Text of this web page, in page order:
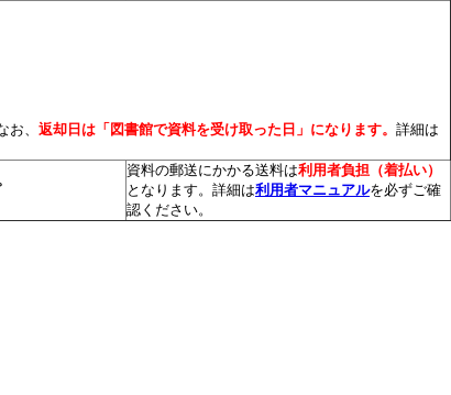
、 返却日は「図書館で資料を受け取った日」になります。 詳細は
資料の郵送にかかる送料は利用者負担（着払い）
となります。詳細は利用者マニュアルを必ずご確
認ください。